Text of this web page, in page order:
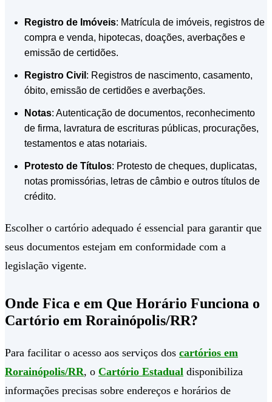
Registro de Imóveis: Matrícula de imóveis, registros de
compra e venda, hipotecas, doações, averbações e
emissão de certidões.
Registro Civil : Registros de nascimento, casamento,
óbito, emissão de certidões e averbações.
Notas: Autenticação de documentos, reconhecimento
de firma, lavratura de escrituras públicas, procurações,
testamentos e atas notariais.
Protesto de Títulos: Protesto de cheques, duplicatas,
notas promissórias, letras de câmbio e outros títulos de
crédito.
Escolher o cartório adequado é essencial para garantir que
seus documentos estejam em conformidade com a
legislação vigente.
Onde Fica e em Que Horário Funciona o
Cartório em Rorainópolis/RR?
Para facilitar o acesso aos serviços dos cartórios em
Rorainópolis/RR, o Cartório Estadual disponibiliza
informações precisas sobre endereços e horários de